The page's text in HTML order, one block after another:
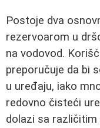
Postoje dva
rezervoarom u
na vodovod.
preporučuje da bi
u uređaju, iako
redovno čisteći
dolazi sa